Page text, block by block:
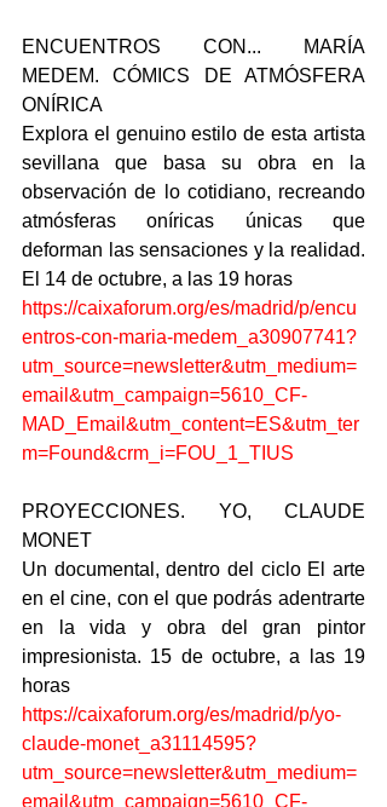
ENCUENTROS CON... MARÍA
MEDEM. CÓMICS DE ATMÓSFERA
ONÍRICA
Explora el genuino estilo de esta artista
sevillana que basa su obra en la
observación de lo cotidiano, recreando
atmósferas oníricas únicas que
deforman las sensaciones y la realidad.
El 14 de octubre, a las 19 horas
https://caixaforum.org/es/madrid/p/encu
entros-con-maria-medem_a30907741?
utm_source=newsletter&utm_medium=
email&utm_campaign=5610_CF-
MAD_Email&utm_content=ES&utm_ter
m=Found&crm_i=FOU_1_TIUS
PROYECCIONES. YO, CLAUDE
MONET
Un documental, dentro del ciclo El arte
en el cine, con el que podrás adentrarte
en la vida y obra del gran pintor
impresionista. 15 de octubre, a las 19
horas
https://caixaforum.org/es/madrid/p/yo-
claude-monet_a31114595?
utm_source=newsletter&utm_medium=
email&utm_campaign=5610_CF-